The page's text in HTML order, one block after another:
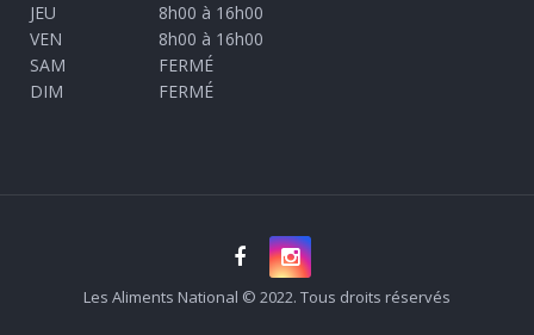
JEU
8h00 à 16h00
VEN
8h00 à 16h00
SAM
FERMÉ
DIM
FERMÉ
Les Aliments National © 2022. Tous droits réservés